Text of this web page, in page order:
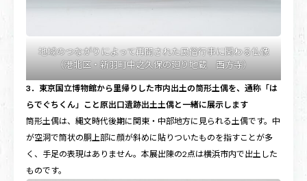
地域のつながりによって再開された民俗行事に関わる仏像
（港北区・新羽町中之久保の廻り地蔵 西方寺）
3．東京国立博物館から里帰りした市内出土の筒形土偶を、通称「は
らでぐちくん」こと原出口遺跡出土土偶と一緒に展示します
筒形土偶は、縄文時代後期に関東・中部地方に見られる土偶です。中
が空洞で筒状の胴上部に顔が斜めに貼りついたものを指すことが多
く、手足の表現はありません。本展出陳の2点は横浜市内で出土した
ものです。